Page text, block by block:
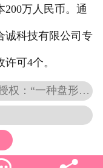
万人民币。通
诚科技有限公司专
可4个。
上一篇 : 恒锋工具获得发明专利授权：“一种盘形斜齿刀刃结构的齿轮端面齿廓倒棱刀具及其设计方法”